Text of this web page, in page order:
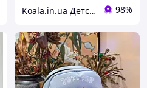
Koala.in.ua Детские рюкзаки 98%